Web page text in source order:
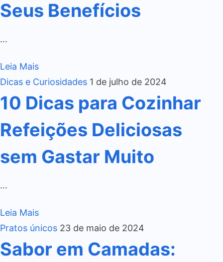
Seus Benefícios
…
Leia Mais
Dicas e Curiosidades 1 de julho de 2024
10 Dicas para Cozinhar
Refeições Deliciosas
sem Gastar Muito
…
Leia Mais
Pratos únicos 23 de maio de 2024
Sabor em Camadas: